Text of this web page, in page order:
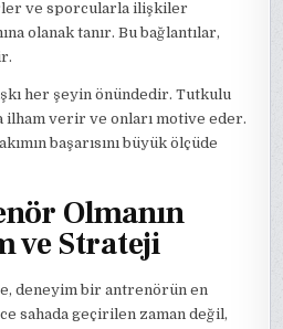
ve sporcularla ilişkiler
olanak tanır. Bu bağlantılar,
her şeyin önündedir. Tutkulu
ilham verir ve onları motive eder.
başarısını büyük ölçüde
Olmanın
ve Strateji
deneyim bir antrenörün en
sahada geçirilen zaman değil,